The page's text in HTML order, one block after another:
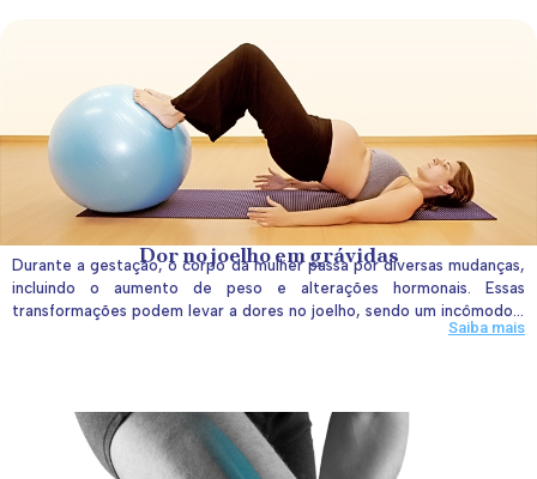
Dor no joelho em grávidas
Durante a gestação, o corpo da mulher passa por diversas mudanças,
incluindo o aumento de peso e alterações hormonais. Essas
transformações podem levar a dores no joelho, sendo um incômodo...
Saiba mais